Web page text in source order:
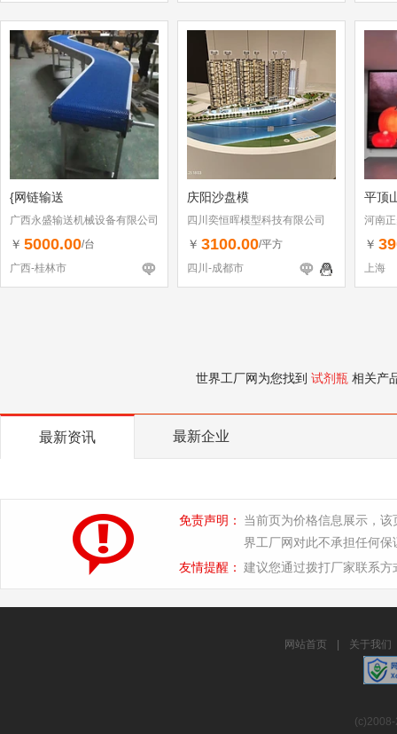
{网链输送
广西永盛输送机械设备有限公司
￥ 5000.00/台
广西-桂林市
庆阳沙盘模
四川奕恒晖模型科技有限公司
￥ 3100.00/平方
四川-成都市
平顶
河南
￥
上海
世界工厂网为您找到 试剂瓶 相关产
最新资讯 最新企业
免责声明：
当前页为价格信息展示，
界工厂网对此不承担任何保
友情提醒： 建议您通过拨打厂家联系
网站首页 关于我们